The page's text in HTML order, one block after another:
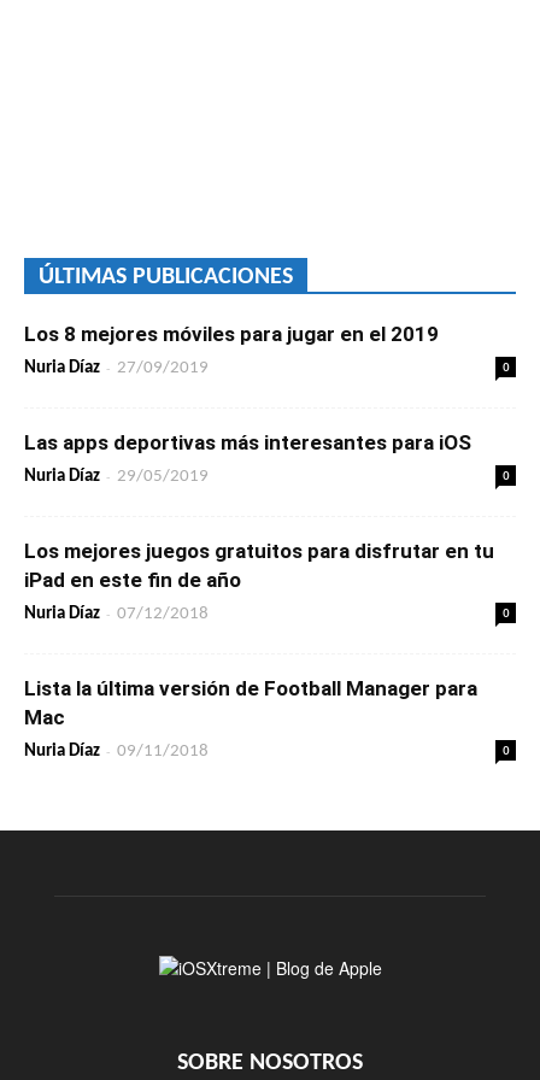
ÚLTIMAS PUBLICACIONES
Los 8 mejores móviles para jugar en el 2019
Nuria Díaz - 27/09/2019 0
Las apps deportivas más interesantes para iOS
Nuria Díaz - 29/05/2019 0
Los mejores juegos gratuitos para disfrutar en tu
iPad en este fin de año
Nuria Díaz - 07/12/2018 0
Lista la última versión de Football Manager para
Mac
Nuria Díaz - 09/11/2018 0
SOBRE NOSOTROS